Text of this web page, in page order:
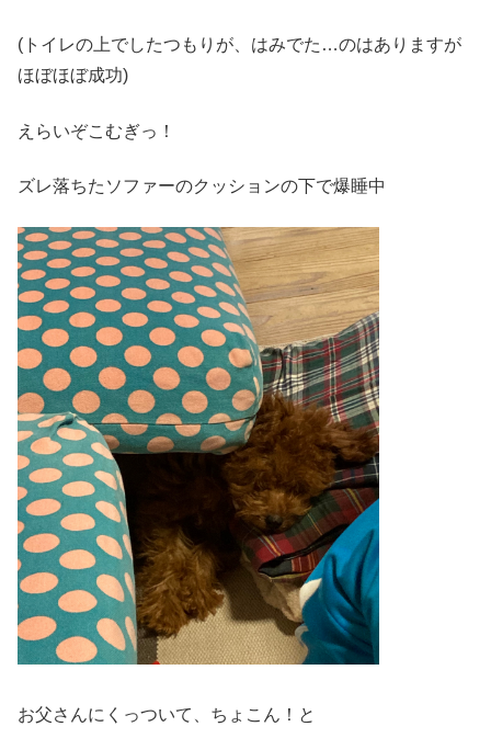
(トイレの上でしたつもりが、はみでた…のはありますが
ほぼほぼ成功)
えらいぞこむぎっ！
ズレ落ちたソファーのクッションの下で爆睡中
お父さんにくっついて、ちょこん！と